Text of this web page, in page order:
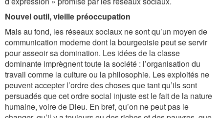
Nouvel outil, vieille préoccupation
Mais au fond, les réseaux sociaux ne sont qu’un moyen de
communication moderne dont la bourgeoisie peut se servir
pour asseoir sa domination. Les idées de la classe
dominante imprègnent toute la société : l’organisation du
travail comme la culture ou la philosophie. Les exploités ne
peuvent accepter l’ordre des choses que tant qu’ils sont
persuadés que cet ordre social injuste est le fait de la nature
humaine, voire de Dieu. En bref, qu’on ne peut pas le